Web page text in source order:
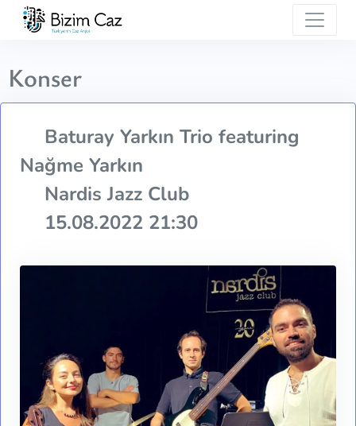
Konser
Baturay Yarkın Trio featuring
Nağme Yarkın
Nardis Jazz Club
15.08.2022 21:30